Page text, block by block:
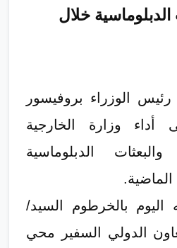
الدبلوماسية خلال
الوزراء بروفيسور
وزارة الخارجية
الدبلوماسية
الماضية.
اليوم بالخرطوم السيد/
الدولي السفير محي